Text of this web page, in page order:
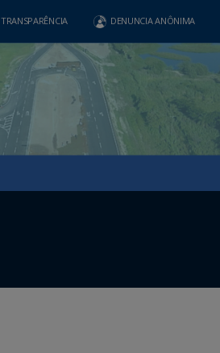
TRANSPARÊNCIA DENUNCIA ANÔNIMA